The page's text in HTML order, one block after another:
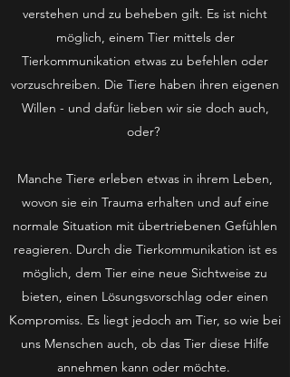
verstehen und zu beheben gilt. Es ist nicht
möglich, einem Tier mittels der
Tierkommunikation etwas zu befehlen oder
vorzuschreiben. Die Tiere haben ihren eigenen
Willen - und dafür lieben wir sie doch auch,
oder?
Manche Tiere erleben etwas in ihrem Leben,
wovon sie ein Trauma erhalten und auf eine
normale Situation mit übertriebenen Gefühlen
reagieren. Durch die Tierkommunikation ist es
möglich, dem Tier eine neue Sichtweise zu
bieten, einen Lösungsvorschlag oder einen
Kompromiss. Es liegt jedoch am Tier, so wie bei
uns Menschen auch, ob das Tier diese Hilfe
annehmen kann oder möchte.